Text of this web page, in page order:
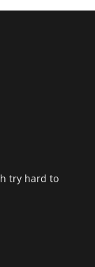
try hard to